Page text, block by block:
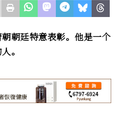
朝廷特意表彰。他是一个
。